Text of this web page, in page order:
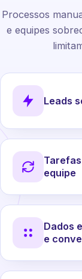
Processos
e equipes
Leads
equipe
Dados
e